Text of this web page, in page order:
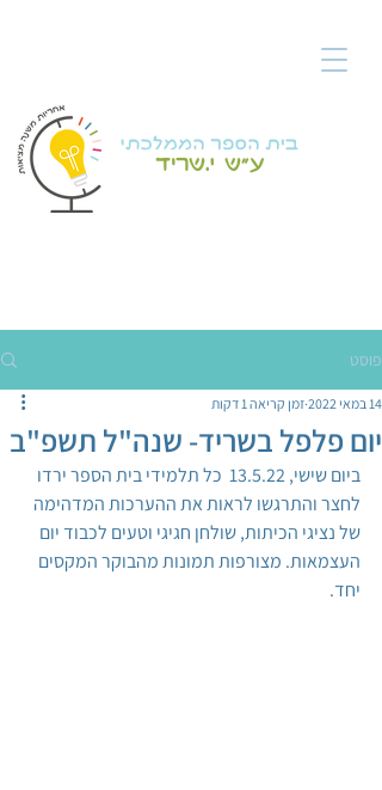
פוסט
יום פלפל בשריד- שנה"ל תשפ"ב
14 במאי 2022 זמן קריאה 1 דקות
ביום שישי, 13.5.22  כל תלמידי בית הספר ירדו
לחצר והתרגשו לראות את ההערכות המדהימה
של נציגי הכיתות, שולחן חגיגי וטעים לכבוד יום
העצמאות. מצורפות תמונות מהבוקר המקסים
יחד.